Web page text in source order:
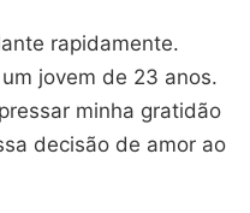
rapidamente.
jovem de 23 anos.
minha gratidão
decisão de amor ao